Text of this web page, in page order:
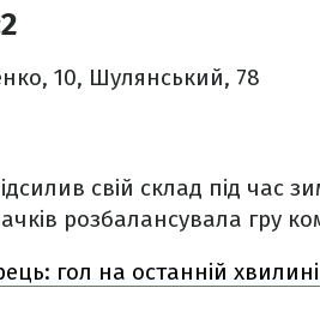
10, Шулянський, 78
свій склад під час
розбалансувала гру
гол на останній